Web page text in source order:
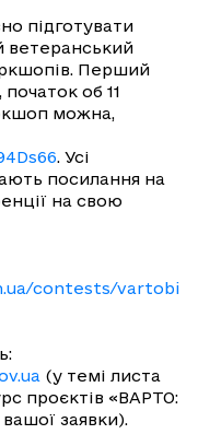
підготувати
ветеранський
Перший
об 11
можна,
. Усі
посилання на
на свою
contests/
(у темі листа
проєктів «ВАРТО:
заявки).